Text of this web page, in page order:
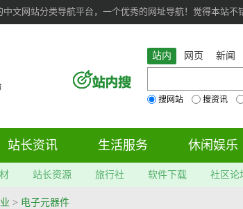
文网站分类导航平台，一个优秀的网址导航！觉得本站不
站内 网页 新闻
搜网站 搜资讯
站长资讯 生活服务 休闲娱乐
站长资源 旅行社 软件下载 社区论
> 电子元器件